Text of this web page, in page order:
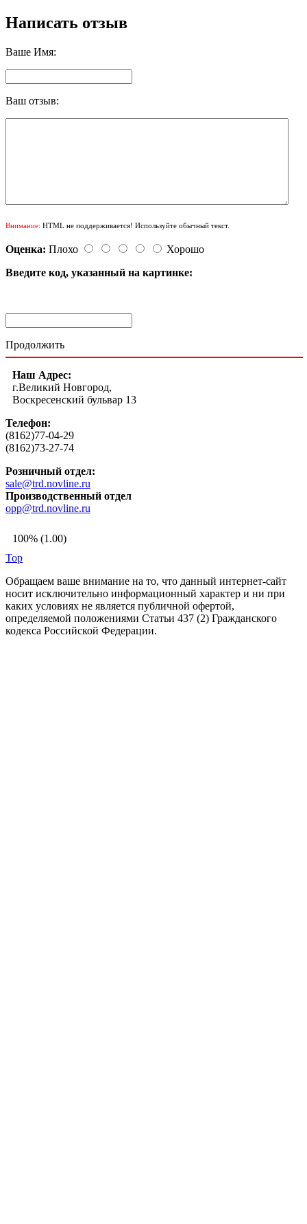
Написать отзыв
Ваше Имя:
Ваш отзыв:
Внимание: HTML не поддерживается! Используйте обычный текст.
Оценка: Плохо
Хорошо
Введите код, указанный на картинке:
Продолжить
Наш Адрес:
г.Великий Новгород,
Воскресенский бульвар 13
Телефон:
(8162)77-04-29
(8162)73-27-74
Розничный отдел:
sale@trd.novline.ru
Производственный отдел
opp@trd.novline.ru
100% (1.00)
Top
Обращаем ваше внимание на то, что данный интернет-сайт
носит исключительно информационный характер и ни при
каких условиях не является публичной офертой,
определяемой положениями Статьи 437 (2) Гражданского
кодекса Российской Федерации.